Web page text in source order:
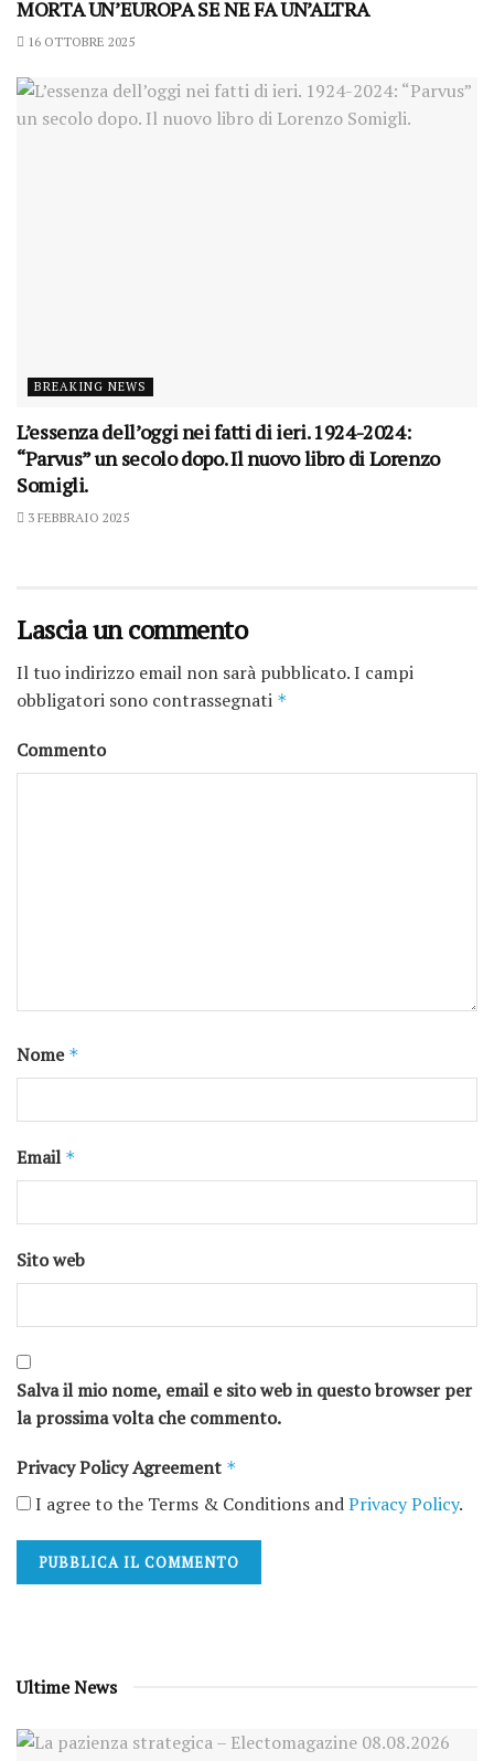
MORTA UN’EUROPA SE NE FA UN’ALTRA
16 OTTOBRE 2025
BREAKING NEWS
L’essenza dell’oggi nei fatti di ieri. 1924-2024:
“Parvus” un secolo dopo. Il nuovo libro di Lorenzo
Somigli.
3 FEBBRAIO 2025
Lascia un commento
Il tuo indirizzo email non sarà pubblicato.I campi
obbligatori sono contrassegnati *
Commento
Nome *
Email *
Sito web
Salva il mio nome, email e sito web in questo browser per
la prossima volta che commento.
Privacy Policy Agreement *
I agree to the Terms & Conditions andPrivacy Policy.
Ultime News